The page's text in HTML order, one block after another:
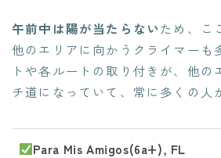
午前中は陽が当たらないため、こ
他のエリアに向かうクライマーも
トや各ルートの取り付きが、他の
チ道になっていて、常に多くの人
Para Mis Amigos(6a+), FL